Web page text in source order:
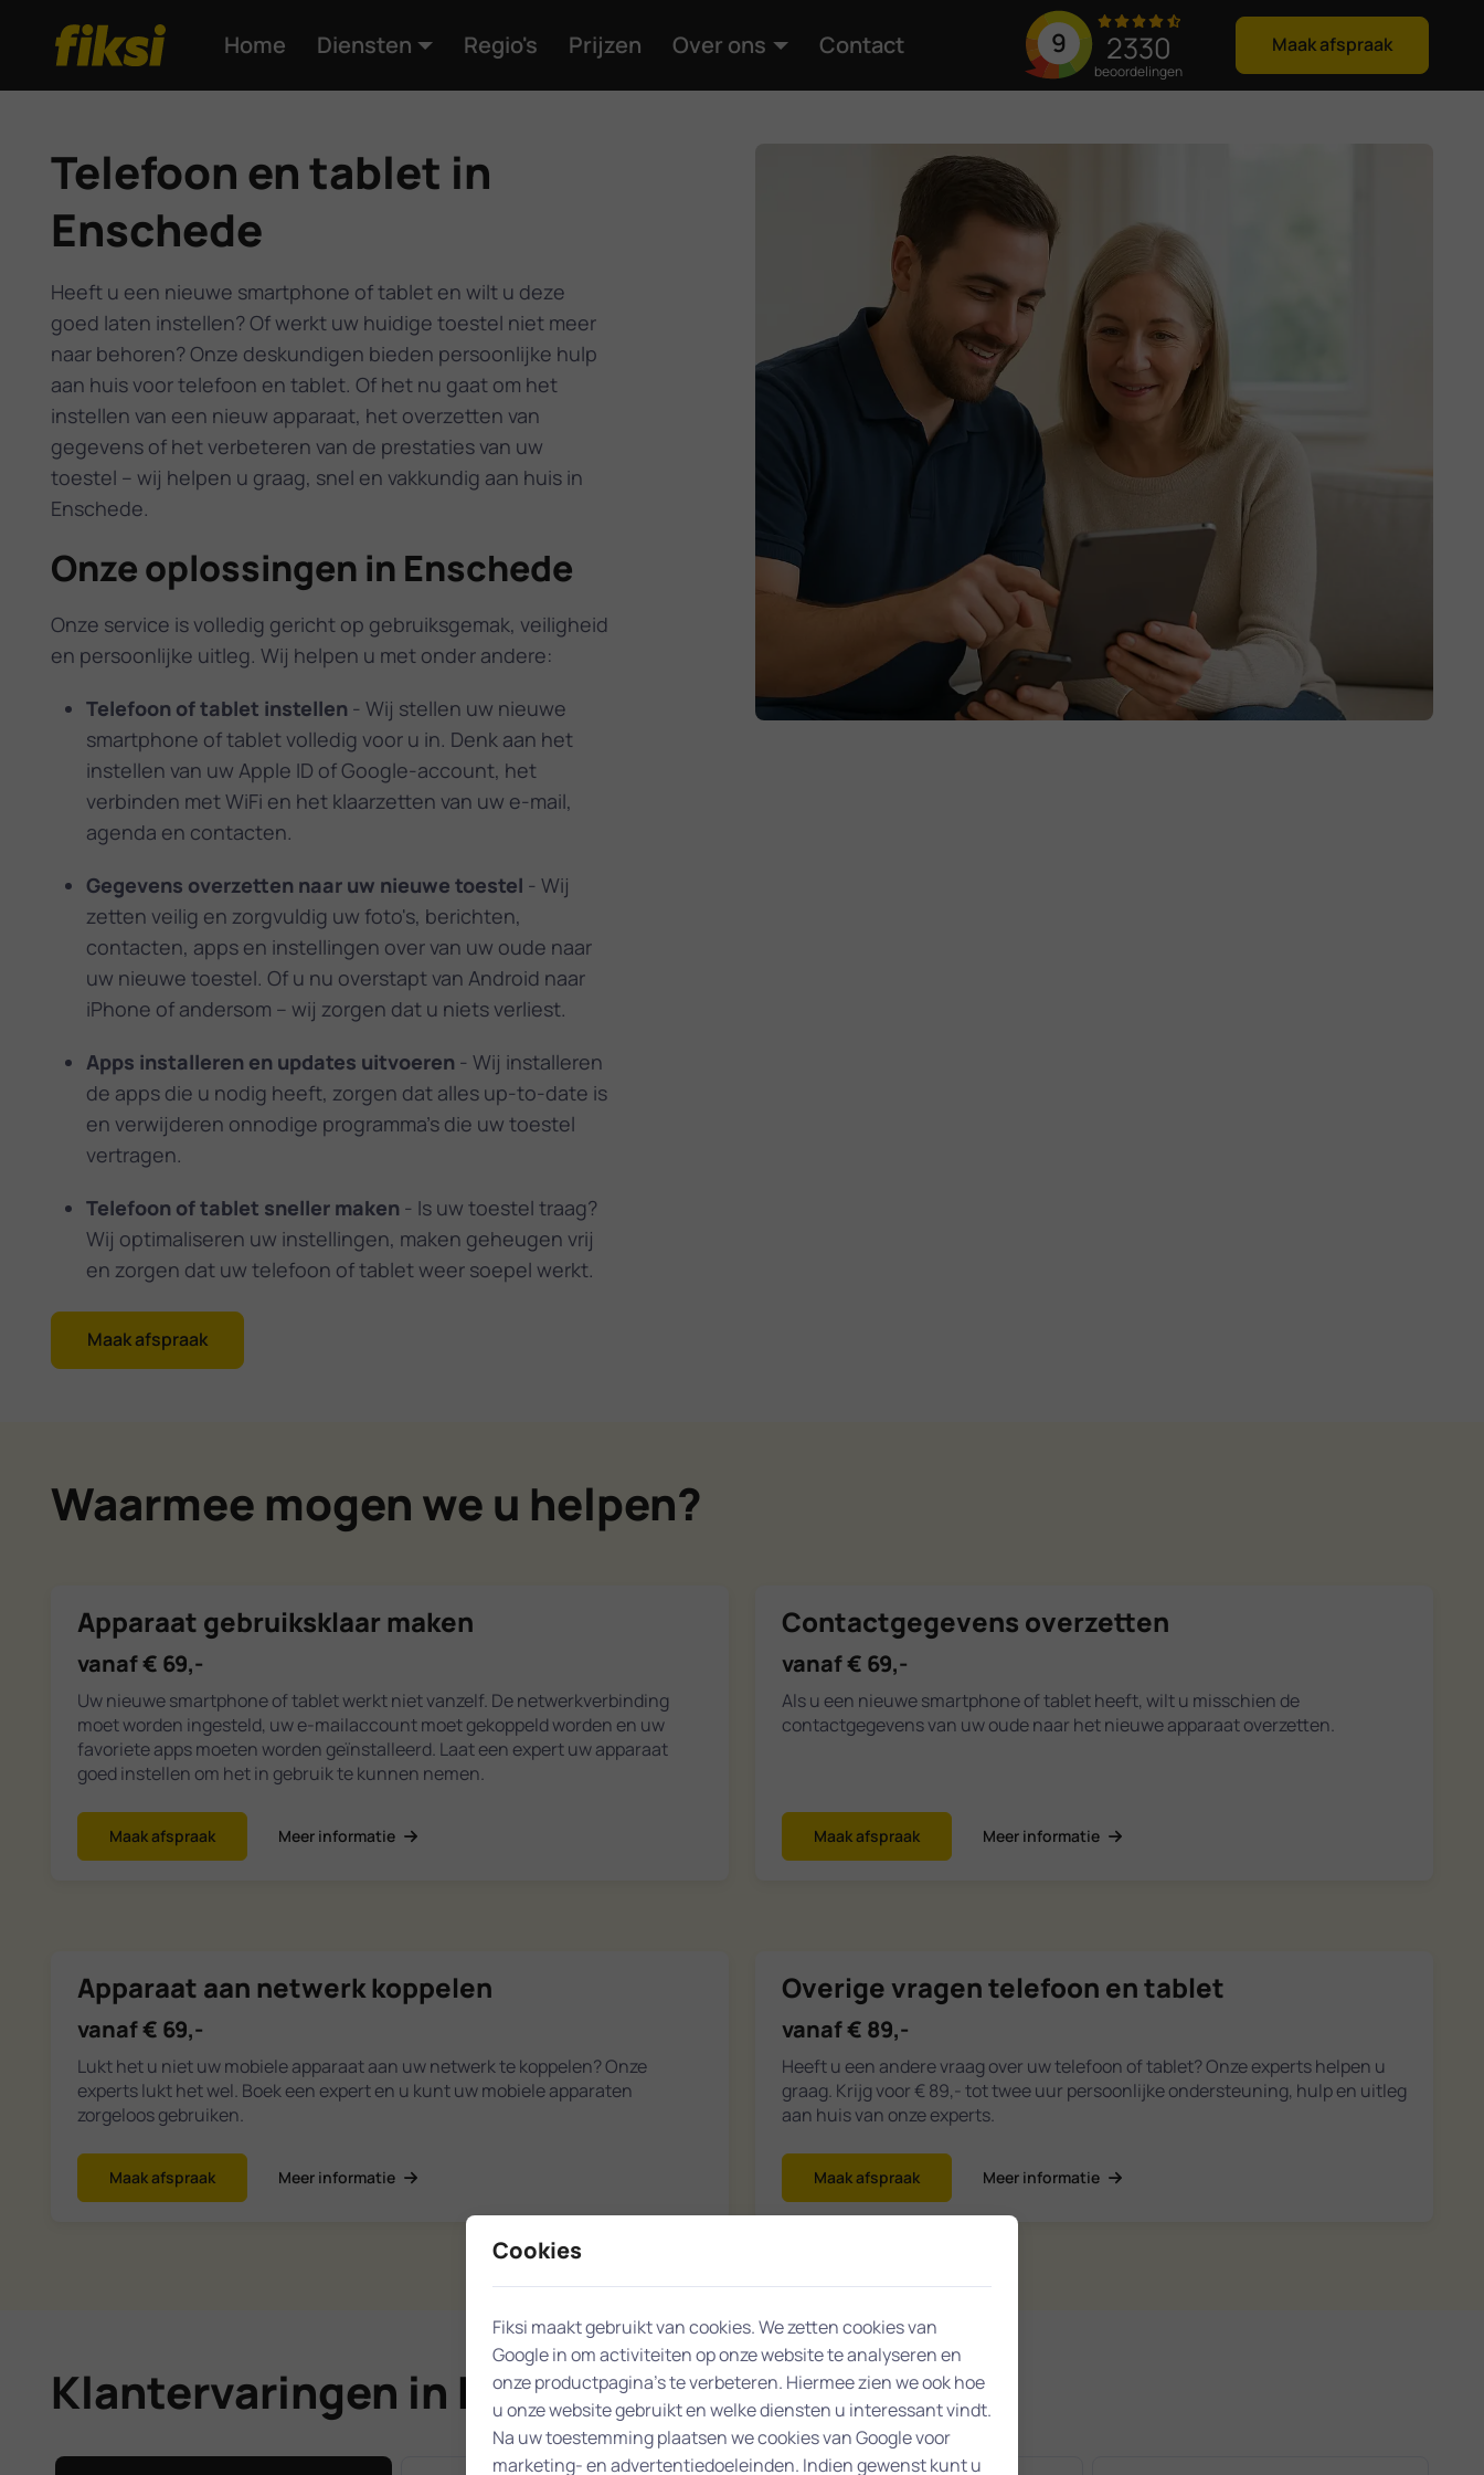
Home Diensten Regio's Prijzen Over ons Contact 9 2330
beoordelingen
Maak afspraak
Telefoon en tablet in
Enschede
Heeft u een nieuwe smartphone of tablet en wilt u deze
goed laten instellen? Of werkt uw huidige toestel niet meer
naar behoren? Onze deskundigen bieden persoonlijke hulp
aan huis voor telefoon en tablet. Of het nu gaat om het
instellen van een nieuw apparaat, het overzetten van
gegevens of het verbeteren van de prestaties van uw
toestel – wij helpen u graag, snel en vakkundig aan huis in
Enschede.
Onze oplossingen in Enschede
Onze service is volledig gericht op gebruiksgemak, veiligheid
en persoonlijke uitleg. Wij helpen u met onder andere:
Telefoon of tablet instellen - Wij stellen uw nieuwe
smartphone of tablet volledig voor u in. Denk aan het
instellen van uw Apple ID of Google-account, het
verbinden met WiFi en het klaarzetten van uw e-mail,
agenda en contacten.
Gegevens overzetten naar uw nieuwe toestel - Wij
zetten veilig en zorgvuldig uw foto's, berichten,
contacten, apps en instellingen over van uw oude naar
uw nieuwe toestel. Of u nu overstapt van Android naar
iPhone of andersom – wij zorgen dat u niets verliest.
Apps installeren en updates uitvoeren - Wij installeren
de apps die u nodig heeft, zorgen dat alles up-to-date is
en verwijderen onnodige programma's die uw toestel
vertragen.
Telefoon of tablet sneller maken - Is uw toestel traag?
Wij optimaliseren uw instellingen, maken geheugen vrij
en zorgen dat uw telefoon of tablet weer soepel werkt.
Maak afspraak
Waarmee mogen we u helpen?
Apparaat gebruiksklaar maken
vanaf € 69,-
Uw nieuwe smartphone of tablet werkt niet vanzelf. De netwerkverbinding
moet worden ingesteld, uw e-mailaccount moet gekoppeld worden en uw
favoriete apps moeten worden geïnstalleerd. Laat een expert uw apparaat
goed instellen om het in gebruik te kunnen nemen.
Maak afspraak Meer informatie
Contactgegevens overzetten
vanaf € 69,-
Als u een nieuwe smartphone of tablet heeft, wilt u misschien de
contactgegevens van uw oude naar het nieuwe apparaat overzetten.
Maak afspraak Meer informatie
Apparaat aan netwerk koppelen
vanaf € 69,-
Lukt het u niet uw mobiele apparaat aan uw netwerk te koppelen? Onze
experts lukt het wel. Boek een expert en u kunt uw mobiele apparaten
zorgeloos gebruiken.
Maak afspraak Meer informatie
Overige vragen telefoon en tablet
vanaf € 89,-
Heeft u een andere vraag over uw telefoon of tablet? Onze experts helpen u
graag. Krijg voor € 89,- tot twee uur persoonlijke ondersteuning, hulp en uitleg
aan huis van onze experts.
Maak afspraak Meer informatie
Klantervaringen in Enschede
Cookies
Fiksi maakt gebruikt van cookies. We zetten cookies van
Google in om activiteiten op onze website te analyseren en
onze productpagina’s te verbeteren. Hiermee zien we ook hoe
u onze website gebruikt en welke diensten u interessant vindt.
Na uw toestemming plaatsen we cookies van Google voor
marketing- en advertentiedoeleinden. Indien gewenst kunt u